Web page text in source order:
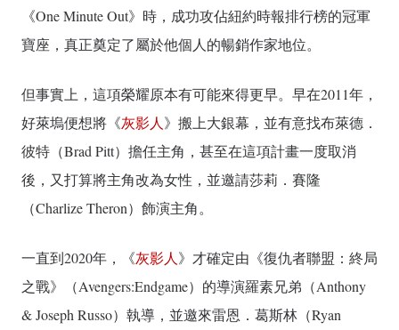
《One Minute Out》時，成功攻佔紐約時報排行榜的冠軍
寶座，真正奠定了屬於他個人的暢銷作家地位。
但事實上，這項榮耀原本有可能來得更早。早在2011年，
好萊塢便想將《灰影人 》搬上大銀幕，並有意找布萊德．
彼特（Brad Pitt）擔任主角，甚至在這項計畫一度取消
後，又打算將主角改為女性，並邀請莎莉．賽隆
（Charlize Theron）飾演主角。
一直到2020年，《灰影人 》才確定由《復仇者聯盟：終局
之戰》（Avengers:Endgame）的導演羅素兄弟（Anthony
& Joseph Russo）執導，並邀來雷恩．葛斯林（Ryan